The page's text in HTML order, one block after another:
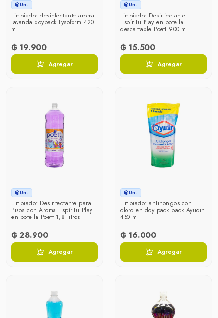
Un.
Limpiador desinfectante aroma
lavanda doypack Lysoform 420
ml
₲ 19.900
Agregar
Un.
Limpiador Desinfectante
Espíritu Play en botella
descartable Poett 900 ml
₲ 15.500
Agregar
Un.
Limpiador Desinfectante para
Pisos con Aroma Espíritu Play
en botella Poett 1,8 litros
₲ 28.900
Agregar
Un.
Limpiador antihongos con
cloro en doy pack pack Ayudin
450 ml
₲ 16.000
Agregar